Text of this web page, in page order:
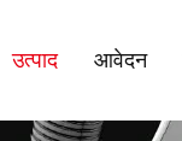
उत्पाद आवेदन